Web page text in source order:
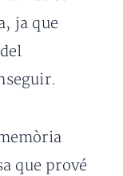
ja que
que prové